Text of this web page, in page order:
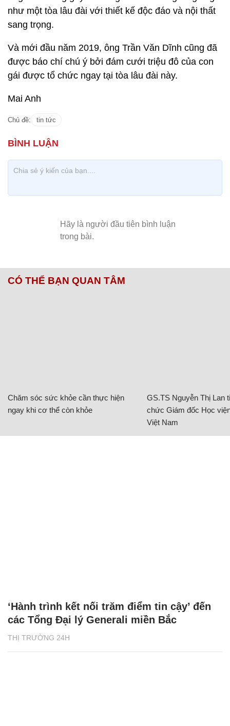
như một tòa lâu đài với thiết kế độc đáo và nội thất
sang trọng.
Và mới đầu năm 2019, ông Trần Văn Dĩnh cũng đã
được báo chí chú ý bởi đám cưới triệu đô của con
gái được tổ chức ngay tại tòa lâu đài này.
Mai Anh
Chủ đề: tin tức
CÓ THỂ BẠN QUAN TÂM
Chăm sóc sức khỏe cần thực hiện
ngay khi cơ thể còn khỏe
GS.TS Nguyễn Thị Lan
chức Giám đốc Học
Việt Nam
THỊ TRƯỜNG 24H
‘Hành trình kết nối trăm điểm tin cậy’ đến
các Tổng Đại lý Generali miền Bắc